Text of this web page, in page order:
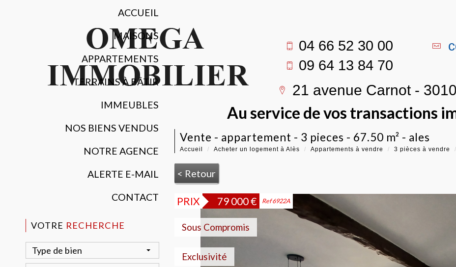
04 66 52 30 00
09 64 13 84 70
21 avenue Carnot -
Au service de vos transactions
ACCUEIL
MAISONS
APPARTEMENTS
TERRAINS À BÂTIR
IMMEUBLES
NOS BIENS VENDUS
NOTRE AGENCE
ALERTE E-MAIL
CONTACT
VOTRE RECHERCHE
Type de bien
vente - appartement - 3 pieces - 67.50 m² - ales
Accueil Acheter un logement à Alès Appartements à vendre 3 pièces à vendre
< Retour
PRIX 79 000€ Ref 6922A
Sous Compromis
Exclusivité